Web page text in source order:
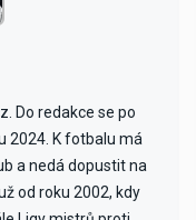
Do redakce se po
2024. K fotbalu má
a nedá dopustit na
od roku 2002, kdy